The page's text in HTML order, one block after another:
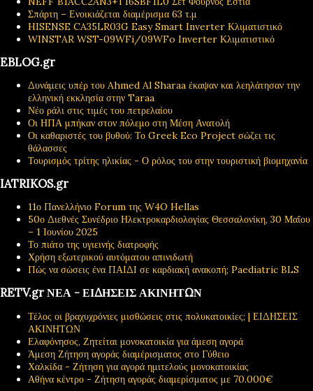
Σπάρτη – Ενοικιάζεται διαμέρισμα 63 τ.μ
HISENSE CA35LR03G Easy Smart Inverter Κλιματιστικό
WINSTAR WST-09WFi/09WFo Inverter Κλιματιστικό
EBLOG.gr
Δυνάμεις υπέρ του Ahmed Al Sharaa έκαψαν και λεηλάτησαν την
ελληνική εκκλησία στην Taraa
Νέο ράλι στις τιμές του πετρελαίου
Οι ΗΠΑ μπήκαν στον πόλεμο στη Μέση Ανατολή
Οι καθαριστές του βυθού: Το Greek Eco Project σώζει τις
θάλασσες
Τουρισμός τρίτης ηλικίας - Ο ρόλος του στην τουριστική βιομηχανία
IATRIKOS.gr
11ο Πανελλήνιο Forum της W4O Hellas
50ο Διεθνές Συνέδριο Ηλεκτροκαρδιολογίας Θεσσαλονίκη, 30 Μαΐου
– 1 Ιουνίου 2025
Το πιάτο της υγιεινής διατροφής
Χρήση εξωτερικού αυτόματου απινιδωτή
Πώς να σώσεις ένα ΠΑΙΔΙ σε καρδιακή ανακοπή; Paediatric BLS
RETV.gr ΝΕΑ - ΕΙΔΗΣΕΙΣ ΑΚΙΝΗΤΩΝ
Τέλος οι βραχυχρόνιες μισθώσεις στις πολυκατοικίες; | ΕΙΔΗΣΕΙΣ
ΑΚΙΝΗΤΩΝ
Ελαφόνησος, Ζητείται μονοκατοικία για άμεση αγορά
Άμεση Ζήτηση αγοράς διαμέρισματος στο Γύθειο
Χαλκίδα - Ζήτηση για αγορά ημιτελούς μονοκατοικίας
Αθήνα κέντρο - Ζήτηση αγοράς διαμερίσματος με 70.000€